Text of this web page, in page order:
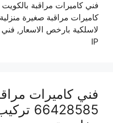
فني كاميرات مراقبة
كاميرات مراقبة صغيرة
لاسلكية بارخص الاسعار,
IP
فني كاميرات